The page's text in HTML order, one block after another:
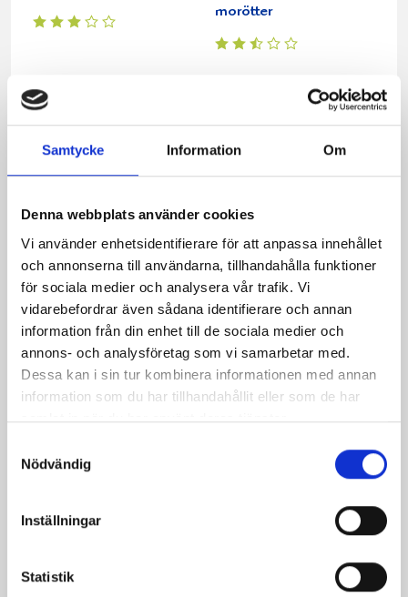
Samtycke Information Om
Denna webbplats använder cookies
Vi använder enhetsidentifierare för att anpassa innehållet
och annonserna till användarna, tillhandahålla funktioner
för sociala medier och analysera vår trafik. Vi
vidarebefordrar även sådana identifierare och annan
information från din enhet till de sociala medier och
annons- och analysföretag som vi samarbetar med.
Dessa kan i sin tur kombinera informationen med annan
information som du har tillhandahållit eller som de har
samlat in när du har använt deras tjänster.
Nödvändig
Inställningar
Statistik
morötter
Chilimarinerad
kyckling- och
quinoasallad med
yoghurtsås
Kycklinggryta med
fräsch zuccinisallad
Kyckling med